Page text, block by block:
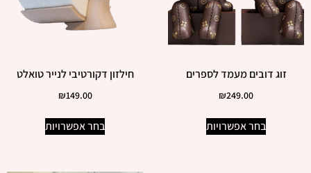
זוג דובים מעמד לספרים
₪249.00
בחר אפשרויות
חילזון דקורטיבי לנייר טואלט
₪149.00
בחר אפשרויות